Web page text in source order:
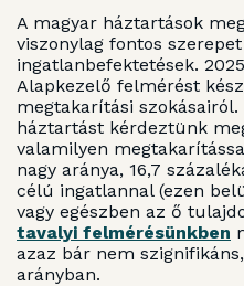
A magyar háztartások
viszonylag fontos
ingatlanbefektetések.
Alapkezelő felmérést
megtakarítási
háztartást kérdeztünk
valamilyen
nagy aránya, 16,7
célú ingatlannal (ezen
vagy egészben az ő
tavalyi felmérésünkben
azaz bár nem
arányban.